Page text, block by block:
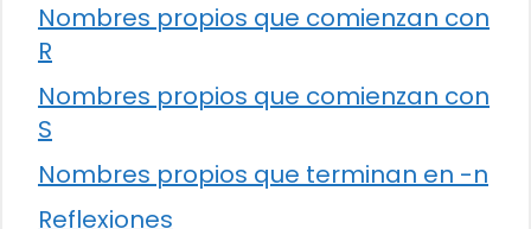
Nombres propios que comienzan con
R
Nombres propios que comienzan con
S
Nombres propios que terminan en -n
Reflexiones